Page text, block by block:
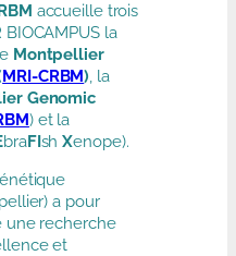
accueille trois
la
Montpellier
MRI-CRBM), la
Genomic
) et la
braFIshXenope).
a pour
une recherche
et